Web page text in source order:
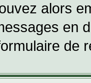
alors
en
de